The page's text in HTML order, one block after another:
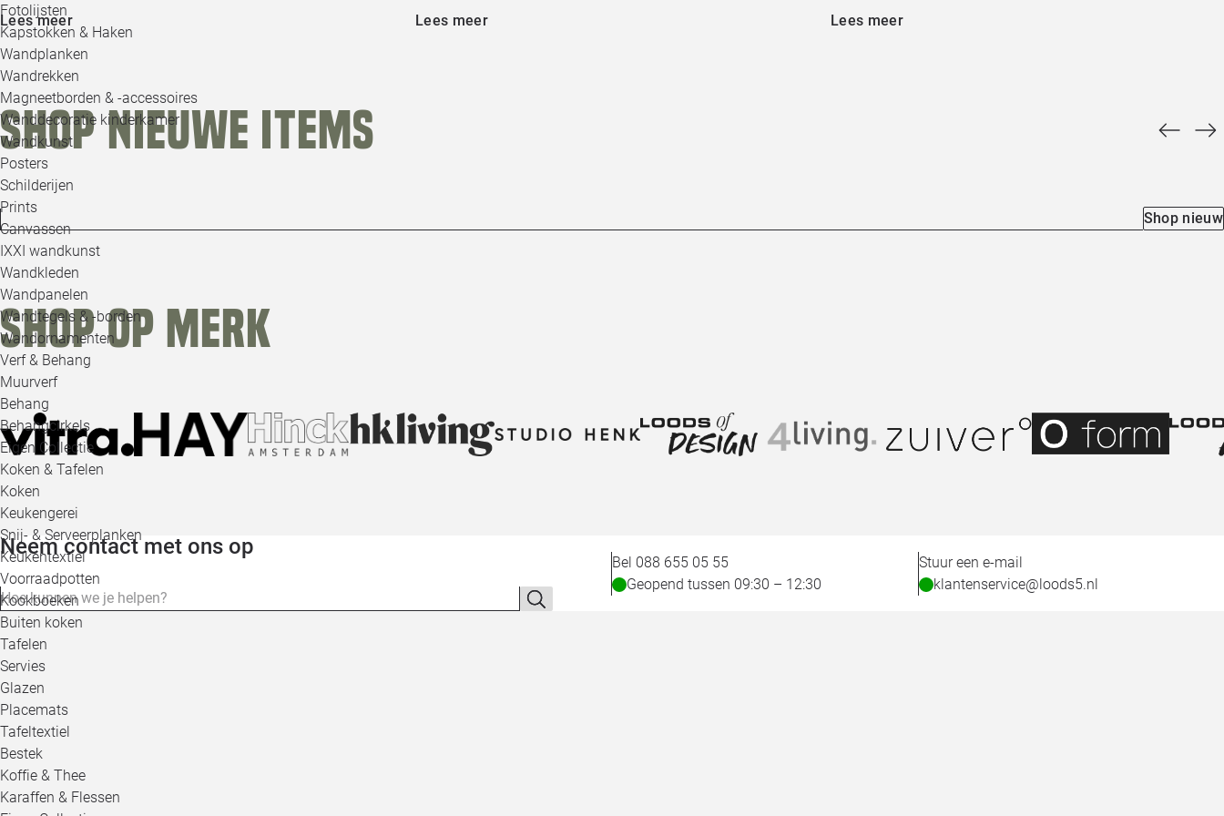
Fotolijsten
Kapstokken & Haken
Wandplanken
Wandrekken
Magneetborden & -accessoires
Wanddecoratie kinderkamer
Wandkunst
Posters
Schilderijen
Prints
Canvassen
IXXI wandkunst
Wandkleden
Wandpanelen
Wandtegels & -borden
Wandornamenten
Verf & Behang
Muurverf
Behang
Behangcirkels
Eigen Collectie
Koken & Tafelen
Koken
Keukengerei
Snij- & Serveerplanken
Keukentextiel
Voorraadpotten
Kookboeken
Buiten koken
Tafelen
Servies
Glazen
Placemats
Tafeltextiel
Bestek
Koffie & Thee
Karaffen & Flessen
Lees meer Lees meer Lees meer
Shop nieuwe items
Shop nieuw
Shop op merk
Neem contact met ons op
Bel 088 655 05 55
Geopend tussen 09:30 – 12:30
Stuur een e-mail
klantenservice@loods5.nl